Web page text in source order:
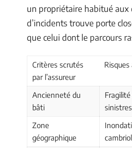
un propriétaire habitué aux
d’incidents trouve porte
que celui dont le parcours
Critères scrutés
par l’assureur
Risques
Ancienneté du
bâti
Zone
géographique